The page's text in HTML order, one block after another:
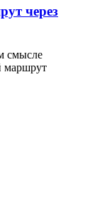
через
смысле
маршрут